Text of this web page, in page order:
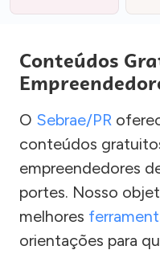
Conteúdos
O Sebrae/PR
conteúdos
empreendedores
portes. Nosso
melhores
orientações para